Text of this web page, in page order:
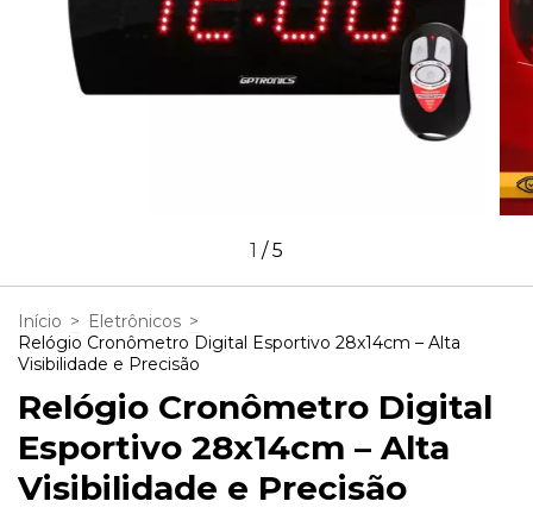
1 /5
Início > Eletrônicos >
Relógio Cronômetro Digital Esportivo 28x14cm – Alta
Visibilidade e Precisão
Relógio Cronômetro Digital
Esportivo 28x14cm – Alta
Visibilidade e Precisão